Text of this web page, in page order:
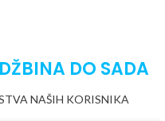
DO SADA
NAŠIH KORISNIKA